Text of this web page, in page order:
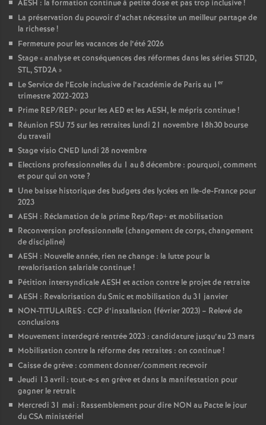
AESH : la formation continue à petite dose et pas trop inclusive!
La préservation du pouvoir d’achat nécessite un meilleur partage de
la richesse!
Fermeture pour les vacances de l’été 2026
Stage «analyse et conséquences des réformes dans les séries STI2D,
STL, STD2A»
Le Service de l’Ecole inclusive de l’académie de Paris au 1 er
trimestre 2022-2023
Prime REP/REP+ pour les AED et les AESH, le mépris continue!
Réunion FSU 75 sur les retraites lundi 21 novembre 18h30 bourse
du travail
Stage visio CNED lundi 28 novembre
Elections professionnelles du 1 au 8 décembre : pourquoi, comment
et pour qui on vote?
Une baisse historique des budgets des lycées en Ile-de-France pour
2023
AESH : Réclamation de la prime Rep/Rep+ et mobilisation
Reconversion professionnelle (changement de corps, changement
de discipline)
AESH : Nouvelle année, rien ne change : la lutte pour la
revalorisation salariale continue!
Pétition intersyndicale AESH et action contre le projet de retraite
AESH : Revalorisation du Smic et mobilisation du 31 janvier
NON-TITULAIRES : CCP d’installation (février 2023) – Relevé de
conclusions
Mouvement interdegré rentrée 2023 : candidature jusqu’au 23 mars
Mobilisation contre la réforme des retraites : on continue!
Caisse de grève : comment donner/comment recevoir
Jeudi 13 avril : tout-e-s en grève et dans la manifestation pour
gagner le retrait
Mercredi 31 mai : Rassemblement pour dire NON au Pacte le jour
du CSA ministériel